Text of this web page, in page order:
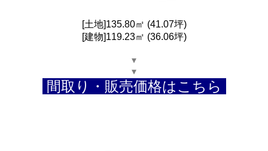
[土地]135.80㎡ (41.07坪)
[建物]119.23㎡ (36.06坪)
▾
▾
間取り・販売価格はこちら